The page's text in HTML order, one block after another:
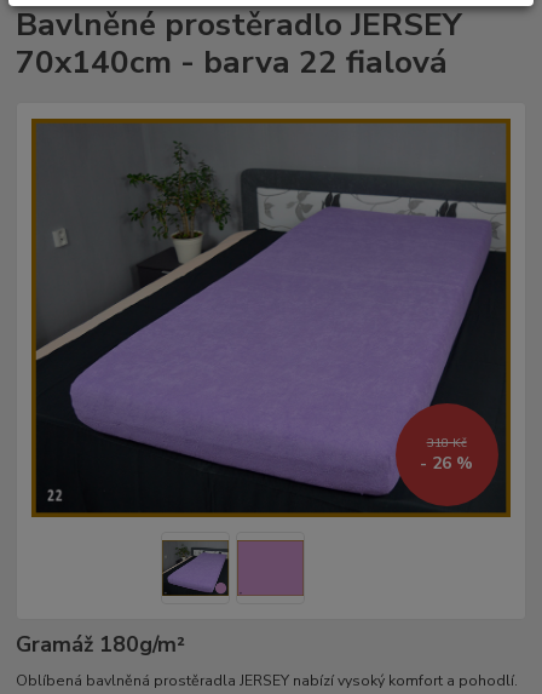
Bavlněné prostěradlo JERSEY
70x140cm - barva 22 fialová
318 Kč
- 26 %
Gramáž 180g/m²­
Oblíbená bavlněná prostěradla JERSEY nabízí vysoký komfort a pohodlí.